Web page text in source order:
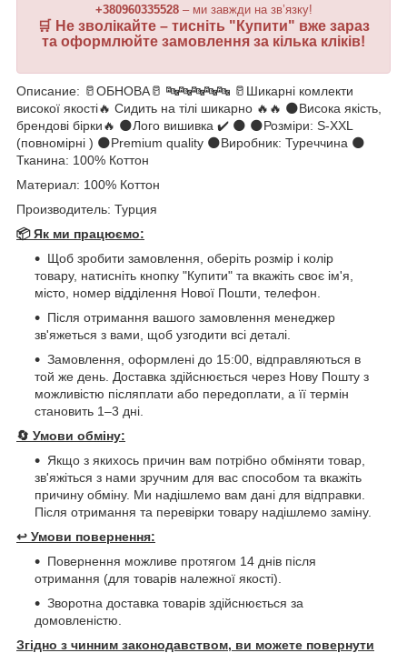
+380960335528– ми завжди на зв’язку!
🛒 Не зволікайте – тисніть " Купити" вже зараз
та оформлюйте замовлення за кілька кліків!
Описание: 🥛ОБНОВА🥛 🔤🔤🔤🔤🔤 🥛Шикарні комлекти
високої якості🔥 Сидить на тілі шикарно 🔥🔥 🌑Висока якість,
брендові бірки🔥 🌑Лого вишивка ✔️ 🌑 🌑Розміри: S-XXL
(повномірні ) 🌑Premium quality 🌑Виробник: Туреччина 🌑
Тканина: 100% Коттон
Материал: 100% Коттон
Производитель: Турция
📦 Як ми працюємо:
Щоб зробити замовлення, оберіть розмір і колір
товару, натисніть кнопку "Купити" та вкажіть своє ім'я,
місто, номер відділення Нової Пошти, телефон.
Після отримання вашого замовлення менеджер
зв'яжеться з вами, щоб узгодити всі деталі.
Замовлення, оформлені до 15:00, відправляються в
той же день. Доставка здійснюється через Нову Пошту з
можливістю післяплати або передоплати, а її термін
становить 1–3 дні.
🔄 Умови обміну:
Якщо з якихось причин вам потрібно обміняти товар,
зв'яжіться з нами зручним для вас способом та вкажіть
причину обміну. Ми надішлемо вам дані для відправки.
Після отримання та перевірки товару надішлемо заміну.
↩️ Умови повернення:
Повернення можливе протягом 14 днів після
отримання (для товарів належної якості).
Зворотна доставка товарів здійснюється за
домовленістю.
Згідно з чинним законодавством, ви можете повернути